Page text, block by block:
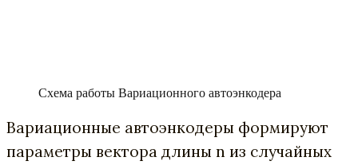
Схема работы Вариационного автоэнкодера
Вариационные автоэнкодеры формируют
параметры вектора длины n из случайных